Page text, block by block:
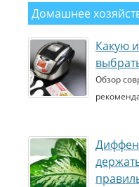
Домашнее
Какую
Обзор